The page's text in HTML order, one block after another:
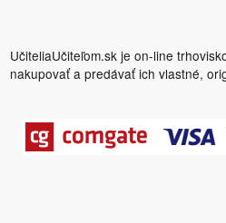
UčiteliaUčiteľom.sk je on-line
nakupovať a predávať ich vlastné,